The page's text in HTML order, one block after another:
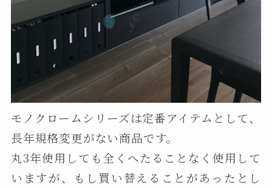
モノクロームシリーズは定番アイテムとして、
長年規格変更がない商品です。
丸3年使用しても全くへたることなく使用して
いますが、もし買い替えることがあったとし